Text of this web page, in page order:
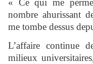
« Ce qui me
nombre ahurissant
me tombe dessus
L’affaire continue
milieux